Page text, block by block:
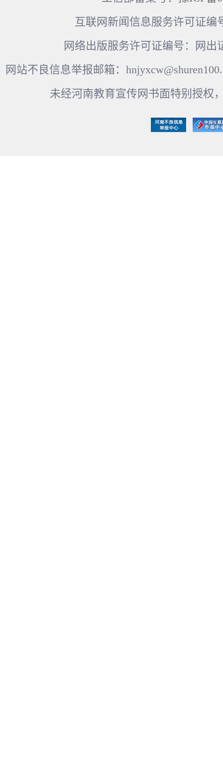
互联网新闻信息服务许可证编
网络出版服务许可证编号：网出
网站不良信息举报邮箱：
未经河南教育宣传网书面特别授权